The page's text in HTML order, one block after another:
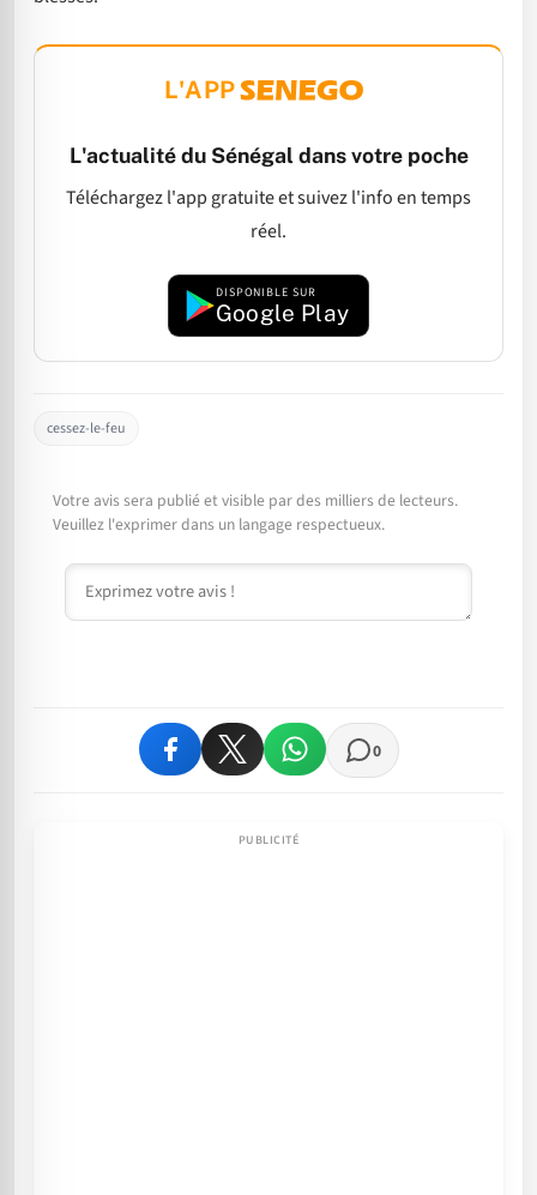
L'APP
L'actualité du Sénégal dans votre poche
Téléchargez l'app gratuite et suivez l'info en temps
réel.
DISPONIBLE SUR
Google Play
cessez-le-feu
Votre avis sera publié et visible par des milliers de lecteurs.
Veuillez l'exprimer dans un langage respectueux.
Commentaire
0